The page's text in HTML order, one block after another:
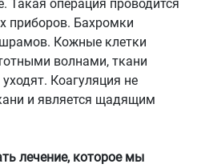
Такая операция проводится
приборов. Бахромки
Кожные клетки
волнами, ткани
Коагуляция не
и является щадящим
лечение, которое мы